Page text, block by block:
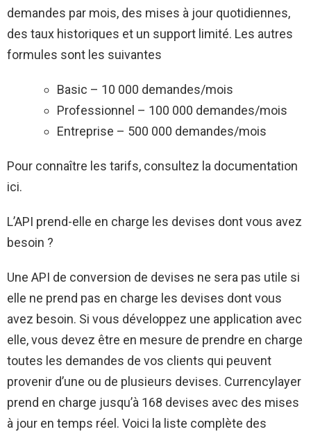
demandes par mois, des mises à jour quotidiennes,
des taux historiques et un support limité. Les autres
formules sont les suivantes
Basic – 10 000 demandes/mois
Professionnel – 100 000 demandes/mois
Entreprise – 500 000 demandes/mois
Pour connaître les tarifs, consultez la documentation
ici.
L’API prend-elle en charge les devises dont vous avez
besoin ?
Une API de conversion de devises ne sera pas utile si
elle ne prend pas en charge les devises dont vous
avez besoin. Si vous développez une application avec
elle, vous devez être en mesure de prendre en charge
toutes les demandes de vos clients qui peuvent
provenir d’une ou de plusieurs devises. Currencylayer
prend en charge jusqu’à 168 devises avec des mises
à jour en temps réel. Voici la liste complète des